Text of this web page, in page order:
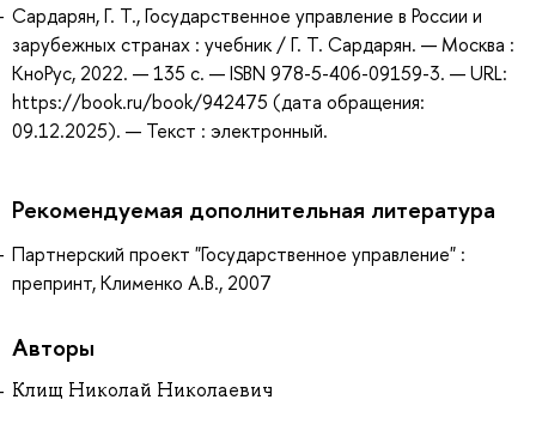
Сардарян, Г. Т., Государственное управление в России и
зарубежных странах : учебник / Г. Т. Сардарян. — Москва :
КноРус, 2022. — 135 с. — ISBN 978-5-406-09159-3. — URL:
https://book.ru/book/942475 (дата обращения:
09.12.2025). — Текст : электронный.
Рекомендуемая дополнительная литература
Партнерский проект "Государственное управление" :
препринт, Клименко А.В., 2007
Авторы
Клищ Николай Николаевич